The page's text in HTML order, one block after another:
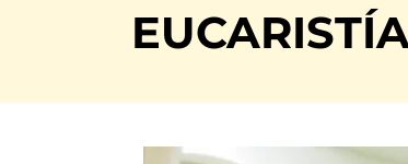
navegación